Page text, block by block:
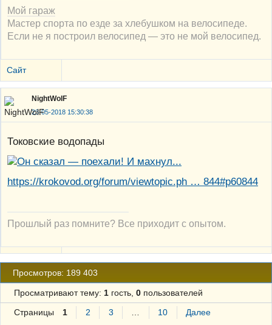
Мой гараж
Мастер спорта по езде за хлебушком на велосипеде.
Если не я построил велосипед — это не мой велосипед.
Сайт
NightWolF
23-05-2018 15:30:38
Токовские водопады
https://krokovod.org/forum/viewtopic.ph … 844#p60844
Прошлый раз помните? Все приходит с опытом.
Просмотров: 189 403
Просматривают тему: 1гость, 0пользователей
Страницы 1 2 3 10
Далее